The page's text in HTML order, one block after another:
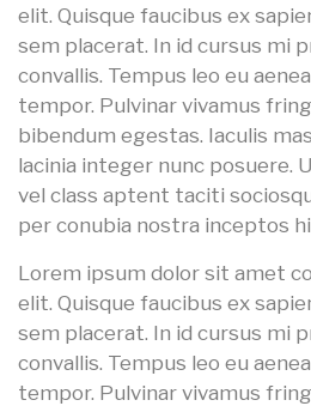
elit. Quisque faucibus ex
sem placerat. In id cursus mi
convallis. Tempus leo eu
tempor. Pulvinar vivamus
bibendum egestas. Iaculis
lacinia integer nunc posuere.
vel class aptent taciti
per conubia nostra inceptos
Lorem ipsum dolor sit amet
elit. Quisque faucibus ex
sem placerat. In id cursus mi
convallis. Tempus leo eu
tempor. Pulvinar vivamus